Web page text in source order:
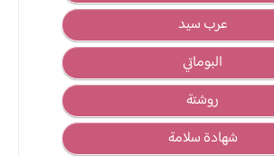
عرب سيد
البوماتي
روشتة
شهادة سلامة